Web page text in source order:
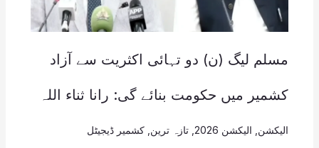
مسلم لیگ (ن) دو تہائی اکثریت سے آزاد
کشمیر میں حکومت بنائے گی: رانا ثناء اللہ
الیکشن الیکشن 2026 , تازہ ترین کشمیر ڈیجیٹل